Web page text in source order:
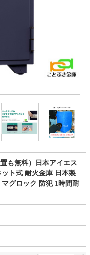
も無料）日本アイエス
ト式 耐火金庫 日本製
グロック 防犯 1時間耐